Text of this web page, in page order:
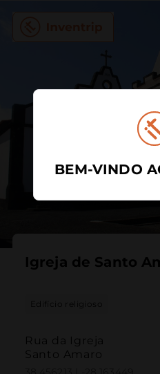
Igreja de Santo
Edifício religioso
Rua da Igreja
Santo Amaro
BEM-VINDO